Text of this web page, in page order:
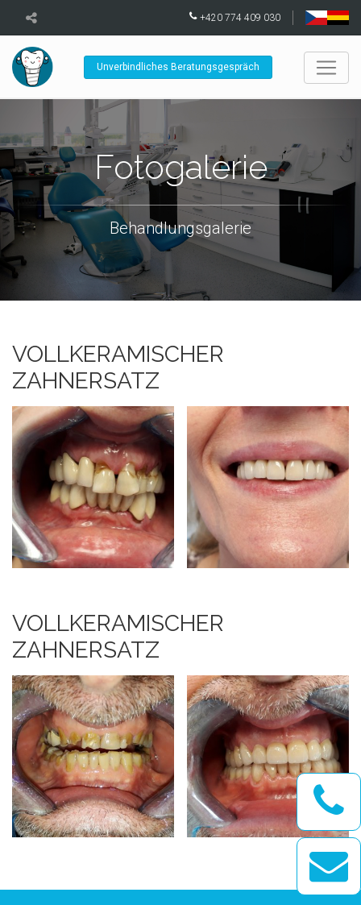
+420 774 409 030
Unverbindliches Beratungsgespräch
Fotogalerie
Behandlungsgalerie
VOLLKERAMISCHER
ZAHNERSATZ
VOLLKERAMISCHER
ZAHNERSATZ